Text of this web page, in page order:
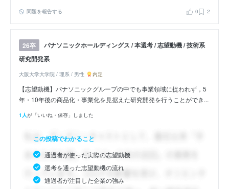
問題を報告する 0 2
26卒
パナソニックホールディングス / 本選考 / 志望動機 / 技術系
研究開発系
大阪大学大学院 / 理系 / 男性 内定
【志望動機】パナソニックグループの中でも事業領域に捉われず，5
年・10年後の商品化・事業化を見据えた研究開発を行うことができ...
1人が「いいね・保存」しました
この投稿でわかること
通過者が使った実際の志望動機
選考を通った志望動機の流れ
通過者が注目した企業の強み